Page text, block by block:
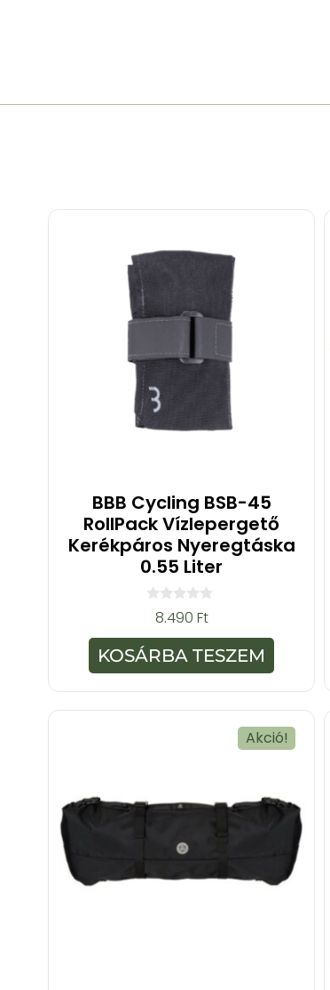
BBB Cycling BSB-45
RollPack Vízlepergető
Kerékpáros Nyeregtáska
0.55 Liter
z
5
-
b
8.490 Ft
KOSÁRBA TESZEM
Akció!